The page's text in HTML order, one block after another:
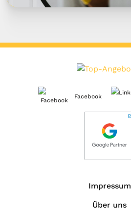
Facebook
Impressum
Über uns